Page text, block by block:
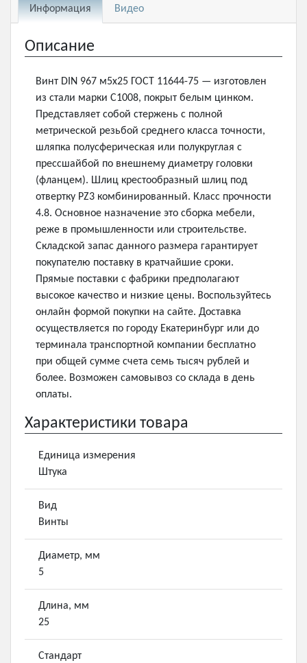
Информация Видео
Описание
Винт DIN 967 м5х25 ГОСТ 11644-75 — изготовлен
из стали марки С1008, покрыт белым цинком.
Представляет собой стержень с полной
метрической резьбой среднего класса точности,
шляпка полусферическая или полукруглая с
прессшайбой по внешнему диаметру головки
(фланцем). Шлиц крестообразный шлиц под
отвертку PZ3 комбинированный. Класс прочности
4.8. Основное назначение это сборка мебели,
реже в промышленности или строительстве.
Складской запас данного размера гарантирует
покупателю поставку в кратчайшие сроки.
Прямые поставки с фабрики предполагают
высокое качество и низкие цены. Воспользуйтесь
онлайн формой покупки на сайте. Доставка
осуществляется по городу Екатеринбург или до
терминала транспортной компании бесплатно
при общей сумме счета семь тысяч рублей и
более. Возможен самовывоз со склада в день
оплаты.
Характеристики товара
Единица измерения
Штука
Вид
Винты
Диаметр, мм
5
Длина, мм
25
Стандарт